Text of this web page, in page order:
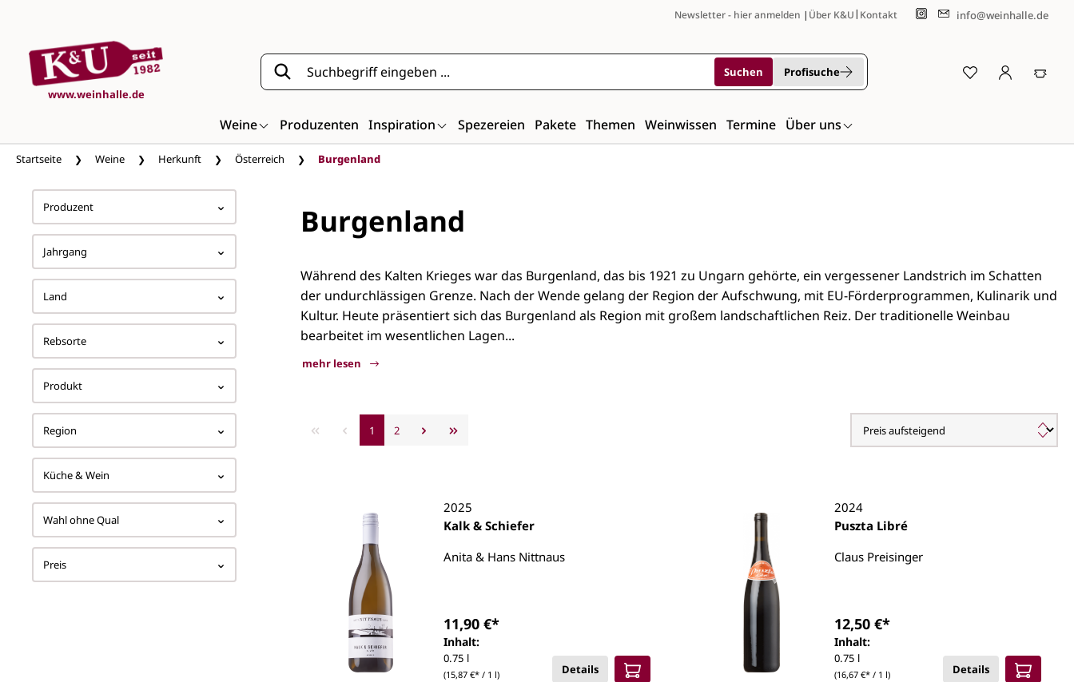
Newsletter - hier anmelden | Über K&U| Kontakt info@weinhalle.de
www.weinhalle.de
Suchen Profisuche
Weine Produzenten Inspiration Spezereien Pakete Themen Weinwissen Termine Über uns
Startseite Weine Herkunft Österreich Burgenland
Produzent
Jahrgang
Land
Rebsorte
Produkt
Region
Küche & Wein
Wahl ohne Qual
Preis
Burgenland
Während des Kalten Krieges war das Burgenland, das bis 1921 zu Ungarn gehörte, ein vergessener Landstrich im Schatten
der undurchlässigen Grenze. Nach der Wende gelang der Region der Aufschwung, mit EU-Förderprogrammen, Kulinarik und
Kultur. Heute präsentiert sich das Burgenland als Region mit großem landschaftlichen Reiz. Der traditionelle Weinbau
bearbeitet im wesentlichen Lagen...
mehr lesen
Burgenland
1 2
2025
Kalk & Schiefer
Anita & Hans Nittnaus
Inhalt:
0.75 l
(15,87 €* / 1 l)
11,90 €*
Details
2024
Puszta Libré
Claus Preisinger
Inhalt:
0.75 l
(16,67 €* / 1 l)
12,50 €*
Details